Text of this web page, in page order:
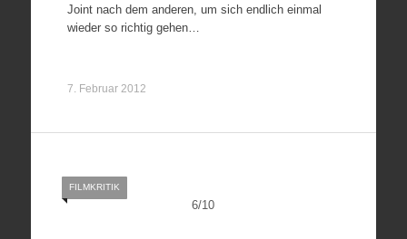
Joint nach dem anderen, um sich endlich einmal
wieder so richtig gehen…
7. Februar 2012
6/10
FILMKRITIK